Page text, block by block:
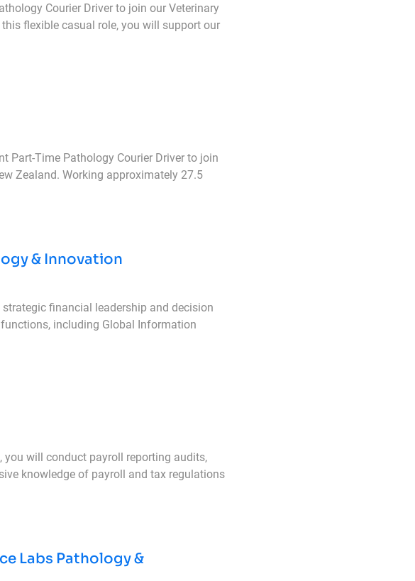
Courier Driver to join our Veterinary
flexible casual role, you will support our
Part-Time Pathology Courier Driver to join
Zealand. Working approximately 27.5
& Innovation
financial leadership and decision
including Global Information
you will conduct payroll reporting audits,
knowledge of payroll and tax regulations
Labs Pathology &